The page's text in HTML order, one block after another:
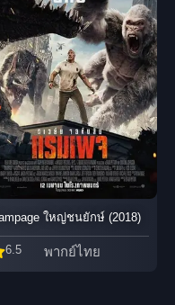
ใหญ่ชนยักษ์ (2018)
6.5 พากย์ไทย